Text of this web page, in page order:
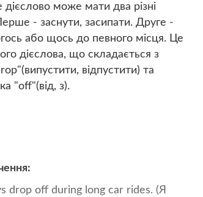
дієслово може мати два різні
- заснути, засипати. Друге -
або щось до певного місця. Це
дієслова, що складається з
відпустити) та
"off"(від, з).
drop off during long car rides. (Я